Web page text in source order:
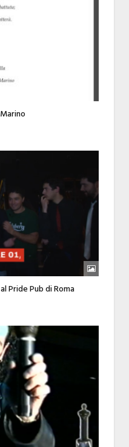
Pride Pub di Roma